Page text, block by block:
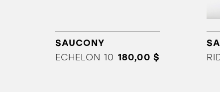
SAUCONY
ECHELON 10 180,00 $